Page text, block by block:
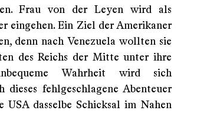
Frau von der Leyen wird als
eingehen. Ein Ziel der Amerikaner
denn nach Venezuela wollten sie
des Reichs der Mitte unter ihre
Wahrheit wird sich
dieses fehlgeschlagene Abenteuer
dasselbe Schicksal im Nahen